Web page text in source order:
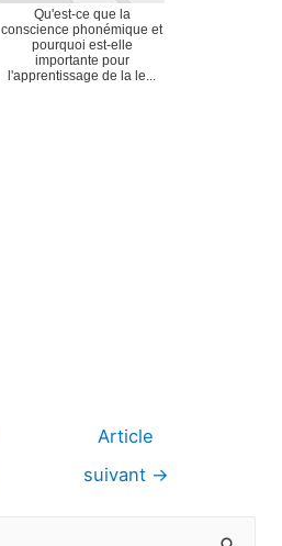
Qu'est-ce que la
conscience phonémique et
pourquoi est-elle
importante pour
l'apprentissage de la le...
Article
suivant →